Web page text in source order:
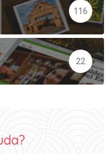
116
22